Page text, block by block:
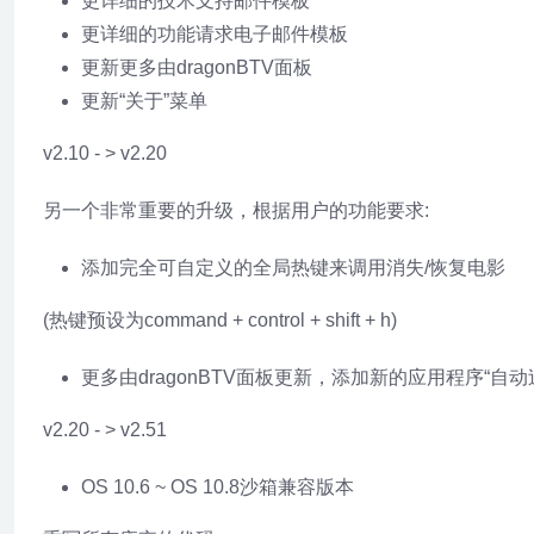
更详细的功能请求电子邮件模板
更新更多由dragonBTV面板
更新“关于”菜单
v2.10 - > v2.20
另一个非常重要的升级，根据用户的功能要求:
添加完全可自定义的全局热键来调用消失/恢复电影
(热键预设为command + control + shift + h)
更多由dragonBTV面板更新，添加新的应用程序“自动
v2.20 - > v2.51
OS 10.6 ~ OS 10.8沙箱兼容版本